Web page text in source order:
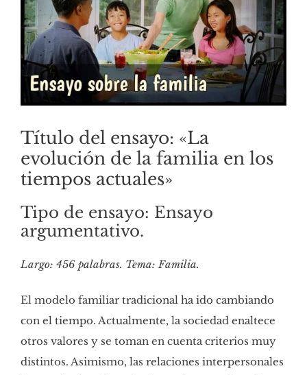
Título del ensayo: «La
evolución de la familia en los
tiempos actuales»
Tipo de ensayo: Ensayo
argumentativo.
Largo: 456 palabras. Tema: Familia.
El modelo familiar tradicional ha ido cambiando
con el tiempo. Actualmente, la sociedad enaltece
otros valores y se toman en cuenta criterios muy
distintos. Asimismo, las relaciones interpersonales